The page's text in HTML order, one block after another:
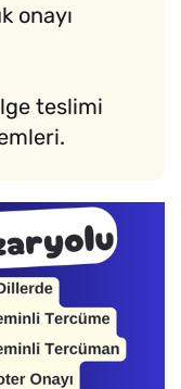
onayı
teslimi